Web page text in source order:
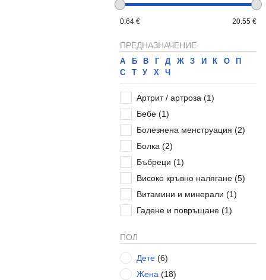
0.64 € 20.55 €
ПРЕДНАЗНАЧЕНИЕ
А Б В Г Д Ж З И К О
П
С
Т У Х Ч
Артрит / артроза (1)
Бебе (1)
Болезнена менструация (2)
Болка (2)
Бъбреци (1)
Високо кръвно налягане (5)
Витамини и минерали (1)
Гадене и повръщане (1)
Главоболие (1)
Грип и простуда
Гърло (1)
ПОЛ
Дете (6)
Жена (18)